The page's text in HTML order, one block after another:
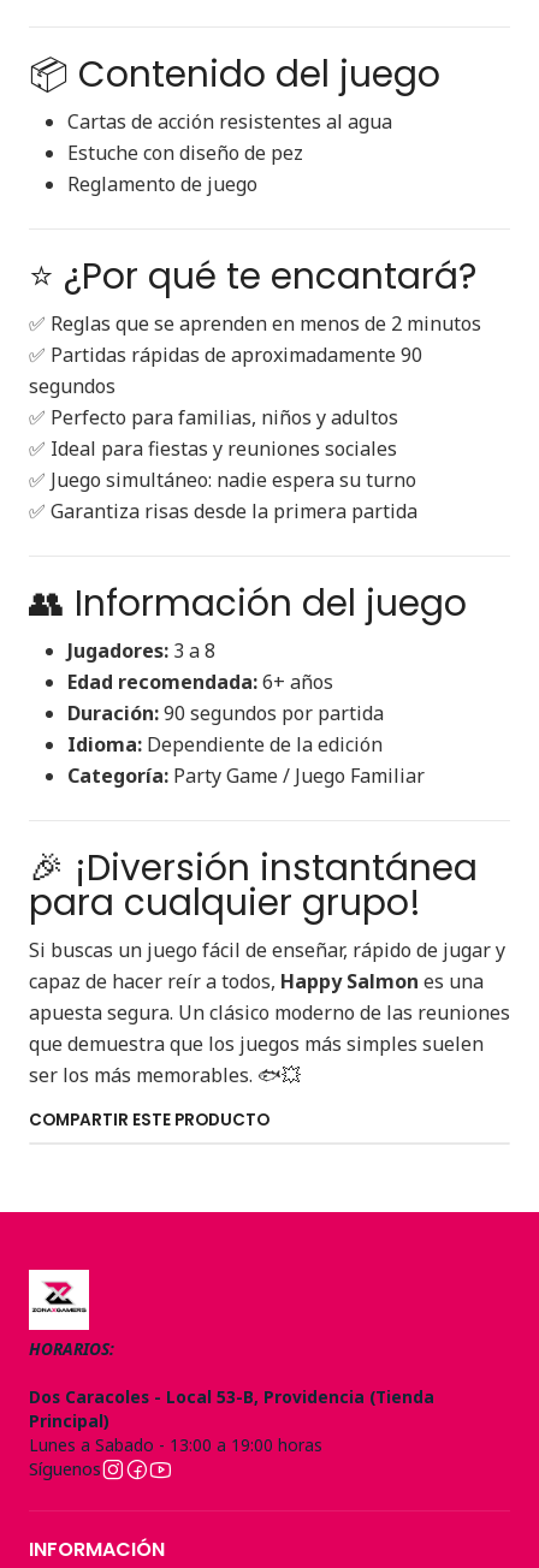
📦 Contenido del juego
Cartas de acción resistentes al agua
Estuche con diseño de pez
Reglamento de juego
⭐ ¿Por qué te encantará?
✅ Reglas que se aprenden en menos de 2 minutos
✅ Partidas rápidas de aproximadamente 90
segundos
✅ Perfecto para familias, niños y adultos
✅ Ideal para fiestas y reuniones sociales
✅ Juego simultáneo: nadie espera su turno
✅ Garantiza risas desde la primera partida
👥 Información del juego
Jugadores: 3 a 8
Edad recomendada:6+ años
Duración:90 segundos por partida
Idioma: Dependiente de la edición
Categoría: Party Game / Juego Familiar
🎉 ¡Diversión instantánea
para cualquier grupo!
Si buscas un juego fácil de enseñar, rápido de jugar y
capaz de hacer reír a todos, Happy Salmon es una
apuesta segura. Un clásico moderno de las reuniones
que demuestra que los juegos más simples suelen
ser los más memorables. 🐟💥
COMPARTIR ESTE PRODUCTO
HORARIOS:
Dos Caracoles - Local 53-B, Providencia (Tienda
Principal)
Lunes a Sabado - 13:00 a 19:00 horas
Síguenos
INFORMACIÓN